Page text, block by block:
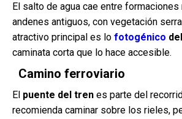
El salto de agua cae entre
andenes antiguos, con vegetación
atractivo principal es lo fotogénico
caminata corta que lo hace accesible.
Camino ferroviario
El puente del tren es parte del
recomienda caminar sobre los rieles,